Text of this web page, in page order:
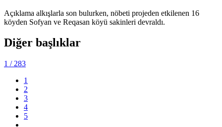
Açıklama alkışlarla son bulurken, nöbeti projeden etkilenen 16
köyden Sofyan ve Reqasan köyü sakinleri devraldı.
Diğer başlıklar
1 / 283
1
2
3
4
5